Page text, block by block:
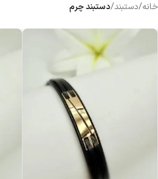
خانه/دستبند/دستبند چرم